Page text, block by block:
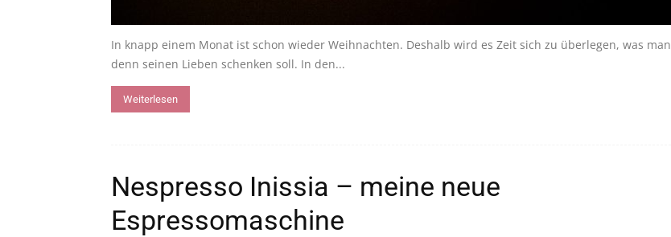
In knapp einem Monat ist schon wieder Weihnachten. Deshalb wird es Zeit sich zu überlegen, was man
denn seinen Lieben schenken soll. In den...
Weiterlesen
Nespresso Inissia – meine neue
Espressomaschine